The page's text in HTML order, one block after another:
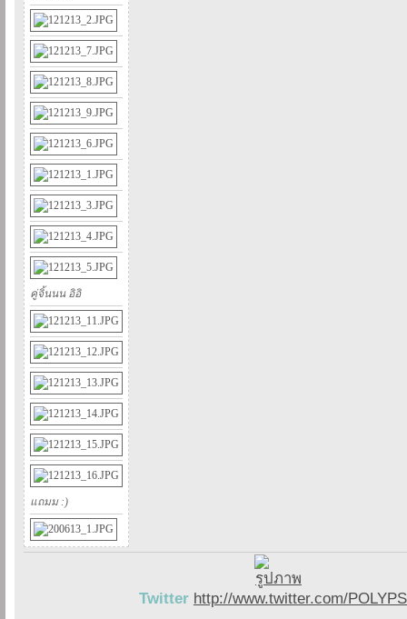
คู่จิ้นนน อิอิ
แถมม :)
Twitter http://www.twitter.com/